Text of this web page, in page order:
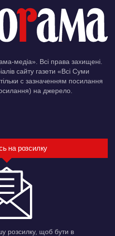
медіа». Всі права захищені.
сайту газети «Всі Суми
c зазначенням посилання
на джерело.
на розсилку
розсилку, щоб бути в